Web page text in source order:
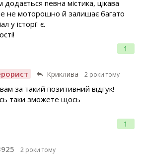
1
певна містика, цікава
не моторошно й залишає багато
у історії є.
Криклива 2 роки тому
1
за такий позитивний відгук!
таки зможете щось
2 роки тому